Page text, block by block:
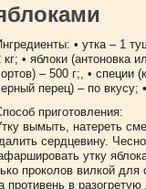
• утка – 1
кг; • яблоки (антоновка
– 500 г;, • специи
перец) – по вкусу;
приготовления:
вымыть, натереть
сердцевину.
утку
проколов вилкой для
противень в